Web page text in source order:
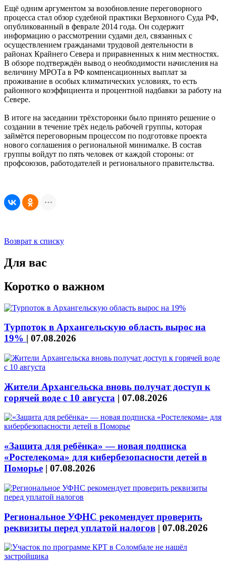
Ещё одним аргументом за возобновление переговорного
процесса стал обзор судебной практики Верховного Суда РФ,
опубликованный в феврале 2014 года. Он содержит
информацию о рассмотрении судами дел, связанных с
осуществлением гражданами трудовой деятельности в
районах Крайнего Севера и приравненных к ним местностях.
В обзоре подтверждён вывод о необходимости начисления на
величину МРОТа в РФ компенсационных выплат за
проживание в особых климатических условиях, то есть
районного коэффициента и процентной надбавки за работу на
Севере.
В итоге на заседании трёхсторонки было принято решение о
создании в течение трёх недель рабочей группы, которая
займётся переговорным процессом по подготовке проекта
нового соглашения о региональной минималке. В состав
группы войдут по пять человек от каждой стороны: от
профсоюзов, работодателей и регионального правительства.
Возврат к списку
Для вас
Коротко о важном
Турпоток в Архангельскую область вырос на
19% | 07.08.2026
Жители Архангельска вновь получат доступ к
горячей воде с 10 августа | 07.08.2026
«Защита для ребёнка» — новая подписка
«Ростелекома» для кибербезопасности детей в
Поморье | 07.08.2026
Региональное УФНС рекомендует проверить
реквизиты перед уплатой налогов | 07.08.2026